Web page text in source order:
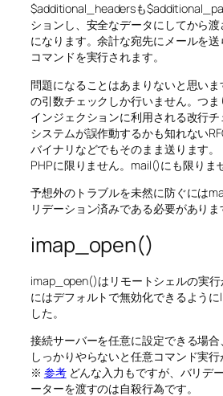
$additional_headersも
ションし、安全なデータにしてから
になります。余計な宛先にメールを
コマンドを実行されます。
問題になることはあまりないと思い
の引数チェックしか行いません。つ
インジェクションに利用される改行
システムが誤作動するかも知れない
バイナリなどでもそのまま送ります
PHPに限りません。mail()にも限りま
予想外のトラブルを未然に防ぐには
リデーション済みである必要がありま
imap_open()
imap_open()はリモートシェルの実行
にはデフォルトで無効化できるように
した。
接続サーバーを任意に設定できる場
しっかりやらないと任意コマンド実行
※ 参考どんな入力もですが、バリデ
ーターを渡すのは自殺行為です。